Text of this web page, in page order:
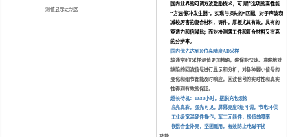
国内业界的可调方波激励技术，可调节选项的高性能
“方波/脉冲发生器”，实现与探头的*匹配。对于声波衰
减较厉害的复合材料，铸件，厚板尤其有效，具有的
穿透力和信噪比；而对检测薄工件和复合材料又有高
的分辨率。
国内优先达到 10位高精度AD采样
较通常8位采样测值更加精确，确保能快速、准确地对
缺陷的回波信号进行显示和分析，对各种弱小信号的
变化和细节都能及时响应，回波信号的实时性和真实
性得到有效的保证。
超长待机：10/20小时，摆脱充电烦恼
高亮真彩，强光可见，屏幕亮度5级可调，节电环保
工业级宽温硬件操作，军工元器件，极低故障率
镁铝合金外壳，坚固耐用，有效防止电磁干扰
功能
测值显示定制区